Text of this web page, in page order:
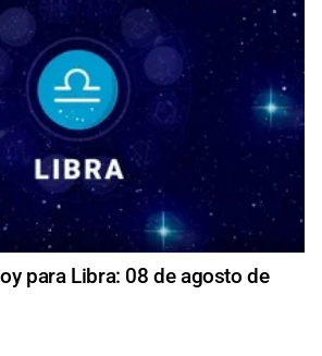
para Libra: 08 de agosto de